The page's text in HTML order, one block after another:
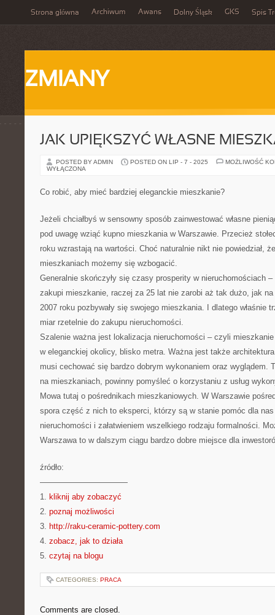
Strona główna Archiwum Awans Dolny Śląsk GKS Spis
ZMIANY
JAK UPIĘKSZYĆ WŁASNE
POSTED BY ADMIN POSTED ON LIP - 7 - 2025
MOŻLIWOŚĆ
WYŁĄCZONA
Co robić, aby mieć bardziej eleganckie mieszkanie?
Jeżeli chciałbyś w sensowny sposób zainwestować własne
pod uwagę wziąć kupno mieszkania w Warszawie. Przecież
roku wzrastają na wartości. Choć naturalnie nikt nie powiedział,
mieszkaniach możemy się wzbogacić.
Generalnie skończyły się czasy prosperity w nieruchomościach
zakupi mieszkanie, raczej za 25 lat nie zarobi aż tak dużo, jak na
2007 roku pozbywały się swojego mieszkania. I dlatego właśnie
miar rzetelnie do zakupu nieruchomości.
Szalenie ważna jest lokalizacja nieruchomości – czyli
w eleganckiej okolicy, blisko metra. Ważna jest także
musi cechować się bardzo dobrym wykonaniem oraz wyglądem.
na mieszkaniach, powinny pomyśleć o korzystaniu z usług
Mowa tutaj o pośrednikach mieszkaniowych. W Warszawie
spora część z nich to eksperci, którzy są w stanie pomóc dla
nieruchomości i załatwieniem wszelkiego rodzaju formalności.
Warszawa to w dalszym ciągu bardzo dobre miejsce dla
źródło:
———————————
1. kliknij aby zobaczyć
2. poznaj możliwości
3. http://raku-ceramic-pottery.com
4. zobacz, jak to działa
5. czytaj na blogu
CATEGORIES: PRACA
Comments are closed.